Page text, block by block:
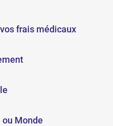
frais médicaux
Monde